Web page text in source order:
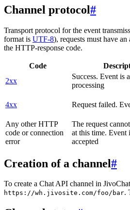
Channel protocol#
Transport protocol for the event
format is UTF-8), requests must have
the HTTP-response code.
Code
2xx
Success. Event is
processing
4xx Request failed.
Any other HTTP
code or connection
error
The request
at this time. Event
accepted
Creation of a channel#
To create a Chat API channel in
https://wh.jivosite.com/foo/bar.